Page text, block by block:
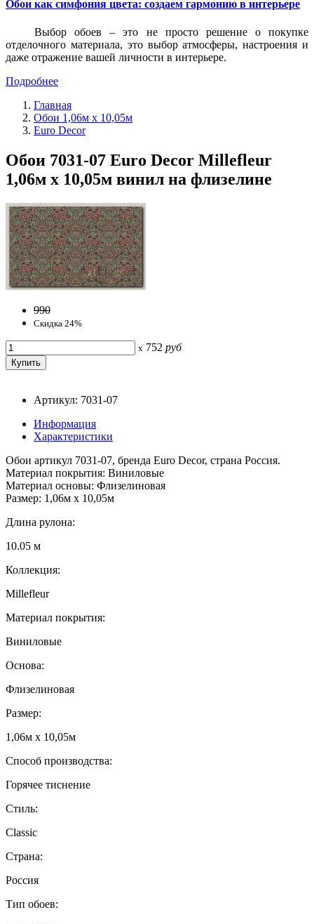
Обои как симфония цвета: создаем гармонию в интерьере
Выбор обоев – это не просто решение о покупке
отделочного материала, это выбор атмосферы, настроения и
даже отражение вашей личности в интерьере.
Подробнее
Главная
Обои 1,06м х 10,05м
Euro Decor
Обои 7031-07 Euro Decor Millefleur
1,06м х 10,05м винил на флизелине
990
Скидка 24%
x 752 руб
Артикул: 7031-07
Информация
Характеристики
Обои артикул 7031-07, бренда Euro Decor, страна Россия.
Материал покрытия: Виниловые
Материал основы: Флизелиновая
Размер: 1,06м х 10,05м
Длина рулона:
10.05 м
Коллекция:
Millefleur
Материал покрытия:
Виниловые
Основа:
Флизелиновая
Размер:
1,06м х 10,05м
Способ производства:
Горячее тиснение
Стиль:
Classic
Страна:
Россия
Тип обоев: